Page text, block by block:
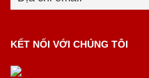
KẾT NỐI VỚI CHÚNG TÔI